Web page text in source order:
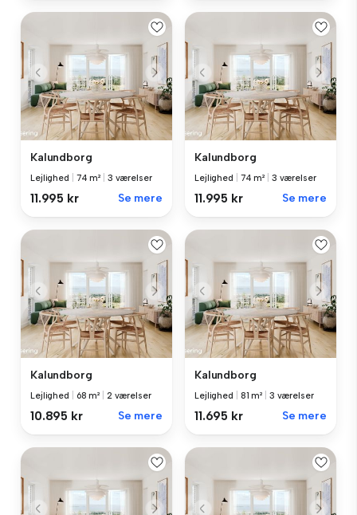
Kalundborg
Lejlighed 74 m² 3 værelser
11.995 kr Se mere
Kalundborg
Lejlighed 74 m² 3 værelser
11.995 kr Se mere
Kalundborg
Lejlighed 68 m² 2 værelser
10.895 kr Se mere
Kalundborg
Lejlighed 81 m² 3 værelser
11.695 kr Se mere